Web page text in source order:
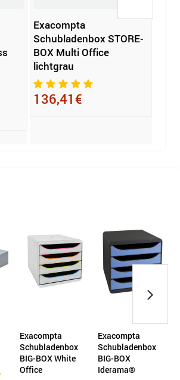
Exacompta
Schubladenbox STORE-
BOX Multi Office
lichtgrau
136,41€
White
Exacompta
Schubladenbox
BIG-BOX
Exacompta
Schubladen